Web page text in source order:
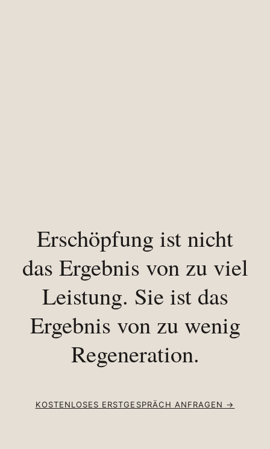
Erschöpfung ist nicht
das Ergebnis von zu viel
Leistung. Sie ist das
Ergebnis von zu wenig
Regeneration.
KOSTENLOSES ERSTGESPRÄCH ANFRAGEN →